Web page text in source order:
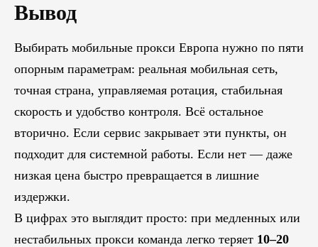
Вывод
Выбирать мобильные прокси Европа нужно по пяти
опорным параметрам: реальная мобильная сеть,
точная страна, управляемая ротация, стабильная
скорость и удобство контроля. Всё остальное
вторично. Если сервис закрывает эти пункты, он
подходит для системной работы. Если нет — даже
низкая цена быстро превращается в лишние
издержки.
В цифрах это выглядит просто: при медленных или
нестабильных прокси команда легко теряет 10–20